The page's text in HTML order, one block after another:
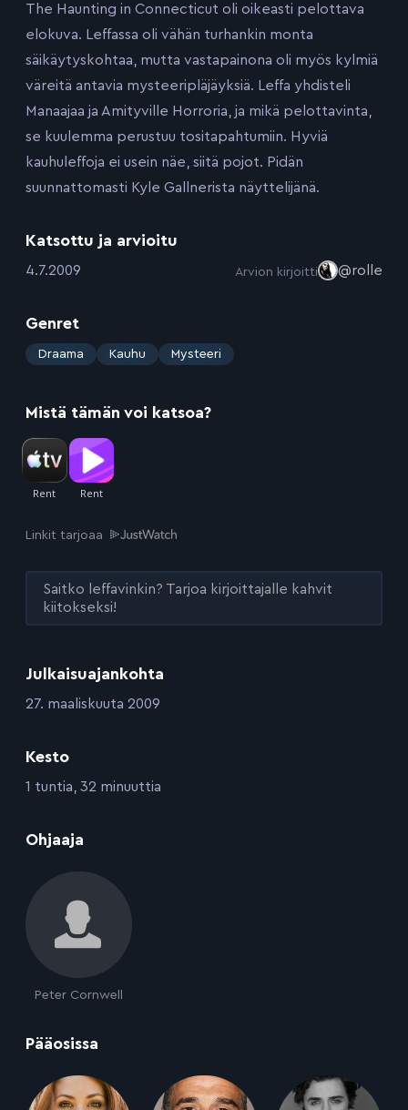
Julkaisuajankohta
:27. maaliskuuta 2009
Kesto
:1 tuntia, 32 minuuttia
Ohjaaja
Peter Cornwell
Pääosissa
The Haunting in Connecticut oli oikeasti pelottava
elokuva. Leffassa oli vähän turhankin monta
säikäytyskohtaa, mutta vastapainona oli myös kylmiä
väreitä antavia mysteeripläjäyksiä. Leffa yhdisteli
Manaajaa ja Amityville Horroria, ja mikä pelottavinta,
se kuulemma perustuu tositapahtumiin. Hyviä
kauhuleffoja ei usein näe, siitä pojot. Pidän
suunnattomasti Kyle Gallnerista näyttelijänä.
Katsottu ja arvioitu
:4.7.2009 Arvion kirjoitti @rolle
Genret
: Draama Kauhu Mysteeri
Mistä tämän voi katsoa?
Linkit tarjoaa
Saitko leffavinkin? Tarjoa kirjoittajalle kahvit
kiitokseksi!